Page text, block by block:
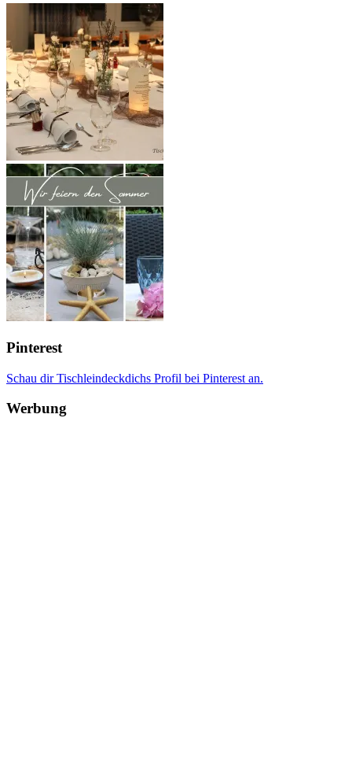
Pinterest
Schau dir Tischleindeckdichs Profil bei Pinterest an.
Werbung